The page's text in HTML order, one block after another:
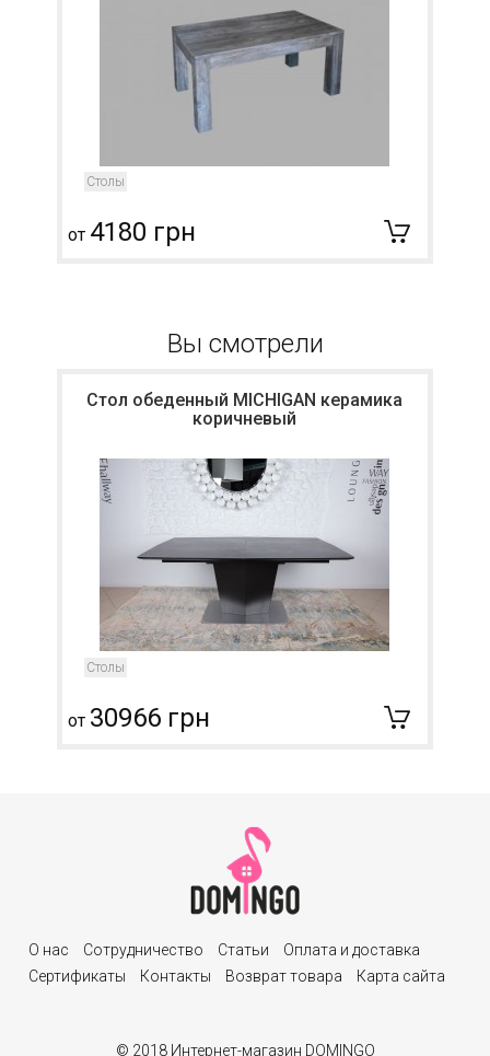
Столы
от 4180 грн
Вы смотрели
Стол обеденный MICHIGAN керамика
коричневый
Столы
от 30966 грн
О нас Сотрудничество Статьи
Оплата и доставка
Сертификаты
Контакты Возврат товара Карта сайта
© 2018 Интернет-магазин DOMINGO